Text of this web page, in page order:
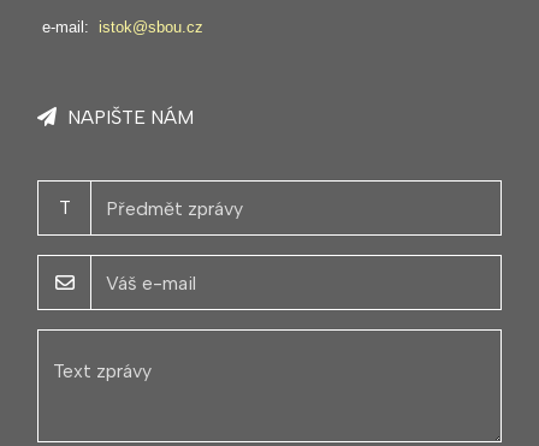
e-mail: istok@sbou.cz
NAPIŠTE NÁM
T